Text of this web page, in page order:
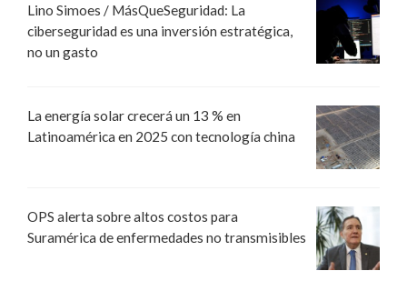
Lino Simoes / MásQueSeguridad: La
ciberseguridad es una inversión estratégica,
no un gasto
La energía solar crecerá un 13 % en
Latinoamérica en 2025 con tecnología china
OPS alerta sobre altos costos para
Suramérica de enfermedades no transmisibles